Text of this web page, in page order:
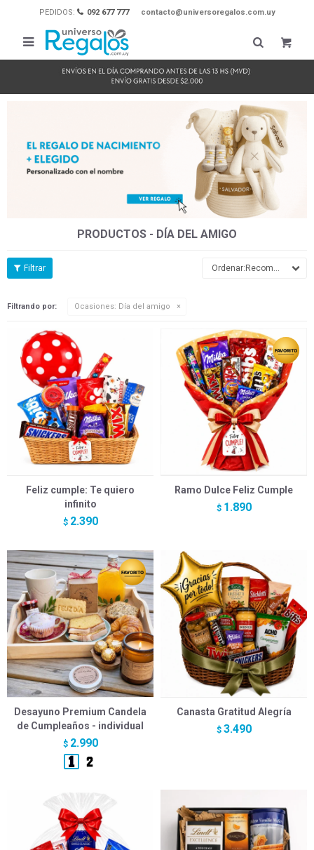
PEDIDOS: 092 677 777 contacto@universoregalos.com.uy

PRODUCTOS - DÍA DEL AMIGO
Recomendados
Filtrando por: Ocasiones: Día del amigo
Feliz cumple: Te quiero
infinito
$ 2.390
Ramo Dulce Feliz Cumple
$ 1.890
Desayuno Premium Candela
de Cumpleaños - individual
$ 2.990
Canasta Gratitud Alegría
$ 3.490